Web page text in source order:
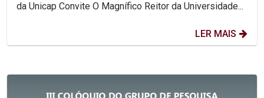
da Unicap Convite O Magnífico Reitor da Universidade...
LER MAIS